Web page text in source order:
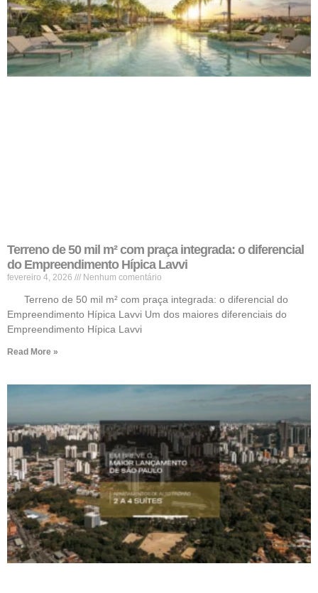
Terreno de 50 mil m² com praça integrada: o diferencial
do Empreendimento Hípica Lavvi
fevereiro 4, 2026 Nenhum comentário
Terreno de 50 mil m² com praça integrada: o diferencial do
Empreendimento Hípica Lavvi Um dos maiores diferenciais do
Empreendimento Hípica Lavvi
Read More »